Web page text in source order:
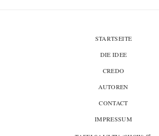
STARTSEITE
DIE IDEE
CREDO
AUTOREN
CONTACT
IMPRESSUM